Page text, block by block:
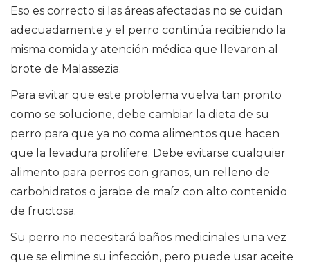
Eso es correcto si las áreas afectadas no se cuidan
adecuadamente y el perro continúa recibiendo la
misma comida y atención médica que llevaron al
brote de Malassezia.
Para evitar que este problema vuelva tan pronto
como se solucione, debe cambiar la dieta de su
perro para que ya no coma alimentos que hacen
que la levadura prolifere. Debe evitarse cualquier
alimento para perros con granos, un relleno de
carbohidratos o jarabe de maíz con alto contenido
de fructosa.
Su perro no necesitará baños medicinales una vez
que se elimine su infección, pero puede usar aceite